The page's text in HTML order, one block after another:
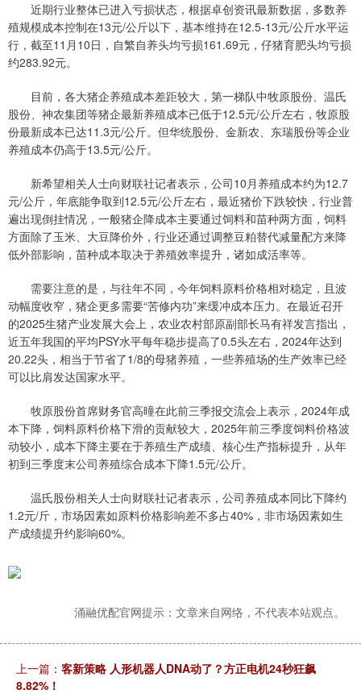
近期行业整体已进入亏损状态，根据卓创资讯最新数据，多数养
殖规模成本控制在13元/公斤以下，基本维持在12.5-13元/公斤水平运
行，截至11月10日，自繁自养头均亏损161.69元，仔猪育肥头均亏损
约283.92元。
目前，各大猪企养殖成本差距较大，第一梯队中牧原股份、温氏
股份、神农集团等猪企最新养殖成本已低于12.5元/公斤左右，牧原股
份最新成本已达11.3元/公斤。但华统股份、金新农、东瑞股份等企业
养殖成本仍高于13.5元/公斤。
新希望相关人士向财联社记者表示，公司10月养殖成本约为12.7
元/公斤，年底能争取到12.5元/公斤左右，最近猪价下跌较快，行业普
遍出现倒挂情况，一般猪企降成本主要通过饲料和苗种两方面，饲料
方面除了玉米、大豆降价外，行业还通过调整豆粕替代减量配方来降
低外部影响，苗种成本取决于养殖效率提升，诸如成活率等。
需要注意的是，与往年不同，今年饲料原料价格相对稳定，且波
动幅度收窄，猪企更多需要“苦修内功”来缓冲成本压力。在最近召开
的2025生猪产业发展大会上，农业农村部原副部长马有祥发言指出，
近五年我国的平均PSY水平每年稳步提高了0.5头左右，2024年达到
20.22头，相当于节省了1/8的母猪养殖，一些养殖场的生产效率已经
可以比肩发达国家水平。
牧原股份首席财务官高曈在此前三季报交流会上表示，2024年成
本下降，饲料原料价格下滑的贡献较大，2025年前三季度饲料价格波
动较小，成本下降主要在于养殖生产成绩、核心生产指标提升，从年
初到三季度末公司养殖综合成本下降1.5元/公斤。
温氏股份相关人士向财联社记者表示，公司养殖成本同比下降约
1.2元/斤，市场因素如原料价格影响差不多占40%，非市场因素如生
产成绩提升约影响60%。
涌融优配官网提示：文章来自网络，不代表本站观点。
上一篇： 客新策略 人形机器人DNA动了？方正电机24秒狂飙
8.82%！